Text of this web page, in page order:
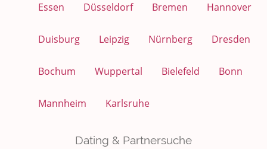
Essen Düsseldorf Bremen Hannover
Duisburg Leipzig Nürnberg Dresden
Bochum Wuppertal Bielefeld Bonn
Mannheim Karlsruhe
Dating & Partnersuche